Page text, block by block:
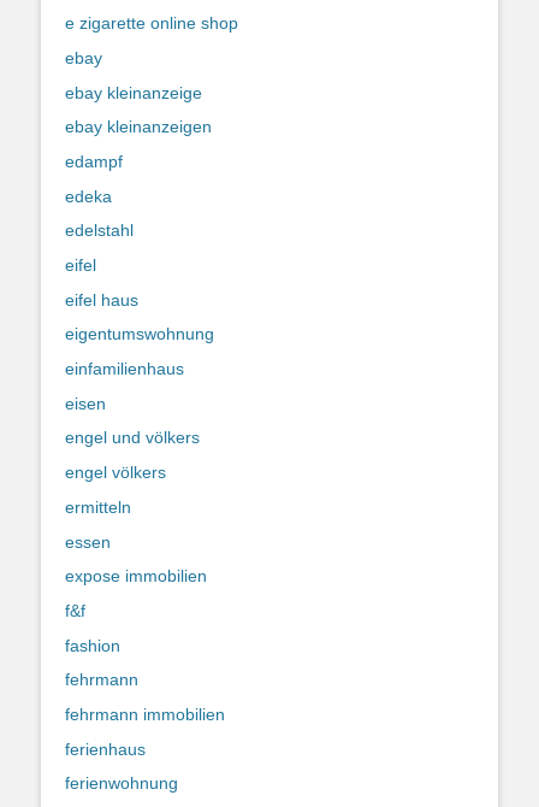
e zigarette online shop
ebay
ebay kleinanzeige
ebay kleinanzeigen
edampf
edeka
edelstahl
eifel
eifel haus
eigentumswohnung
einfamilienhaus
eisen
engel und völkers
engel völkers
ermitteln
essen
expose immobilien
f&f
fashion
fehrmann
fehrmann immobilien
ferienhaus
ferienwohnung